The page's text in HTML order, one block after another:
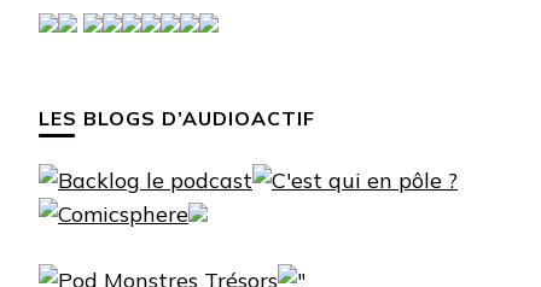
LES BLOGS D’AUDIOACTIF